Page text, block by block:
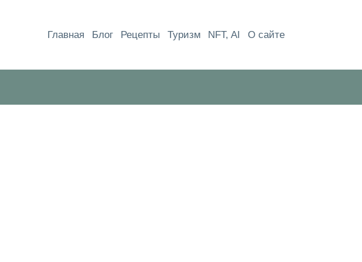
содержимомуГлавная Блог Рецепты Туризм NFT, AI О сайте